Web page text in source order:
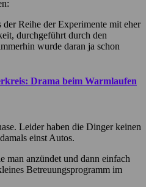
Reihe der Experimente mit eher
durchgeführt durch den
wurde daran ja schon
Leider haben die Dinger keinen
einst Autos.
man anzündet und dann einfach
Betreuungsprogramm im